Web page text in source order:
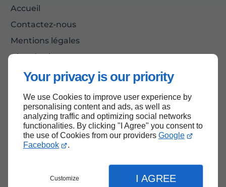
Your privacy is our priority
We use Cookies to improve user experience by
personalising content and ads, as well as
analyzing traffic and optimizing social networks
functionalities. By clicking "I Agree" you consent to
the use of Cookies from our providers Google
Facebook
.
Customize I AGREE
Accueil
Contactez-nous
Mentions légales
Plan du site
Haut de page